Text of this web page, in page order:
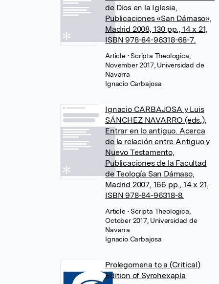
de Dios en la Iglesia,
Publicaciones «San Dámaso»,
Madrid 2008, 130 pp., 14 x 21,
ISBN 978-84-96318-68-7.
Article • Scripta Theologica,
November 2017, Universidad de
Navarra
Ignacio Carbajosa
Ignacio CARBAJOSA y Luis
SÁNCHEZ NAVARRO (eds.),
Entrar en lo antiguo. Acerca
de la relación entre Antiguo y
Nuevo Testamento,
Publicaciones de la Facultad
de Teología San Dámaso,
Madrid 2007, 166 pp., 14 x 21,
ISBN 978-84-96318-8.
Article • Scripta Theologica,
October 2017, Universidad de
Navarra
Ignacio Carbajosa
Prolegomena to a (Critical)
Edition of Syrohexapla